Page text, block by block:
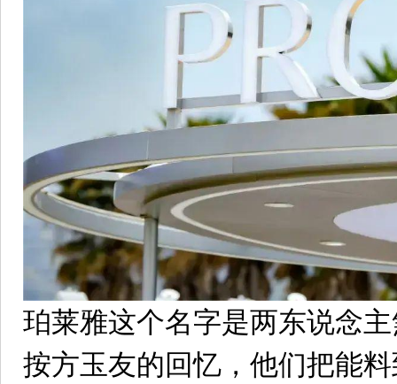
珀莱雅这个名字是两东说念
按方玉友的回忆，他们把能